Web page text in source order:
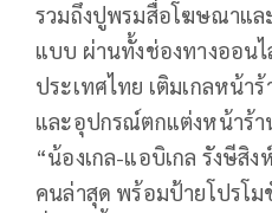
รวมถึงปูพรมสื่อโฆษณาแล
แบบ ผ่านทั้งช่องทางออน
ประเทศไทย เติมเกลหน้า
และอุปกรณ์ตกแต่งหน้าร้
“น้องเกล-แอบิเกล รังษีสิ
คนล่าสุด พร้อมป้ายโปรโม